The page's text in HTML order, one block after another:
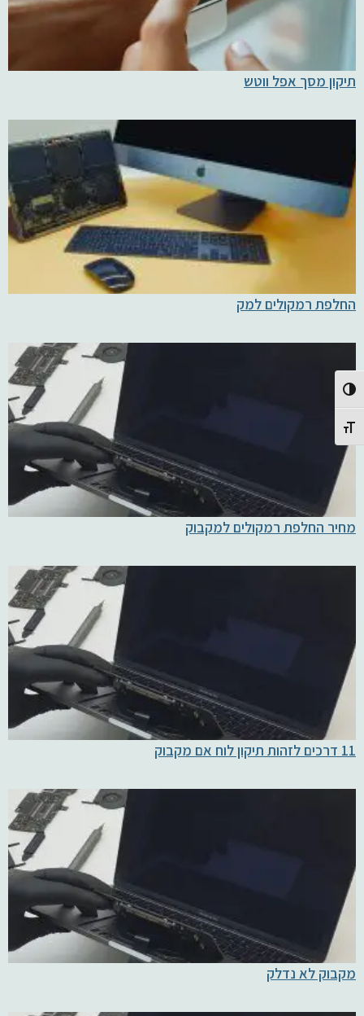
Toggle High Contrast
Toggle Font size
תיקון מסך אפל ווטש
החלפת רמקולים למק
מחיר החלפת רמקולים למקבוק
11 דרכים לזהות תיקון לוח אם מקבוק
מקבוק לא נדלק